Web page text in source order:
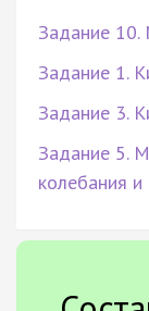
Задание
Задание 1.
Задание 3.
Задание 5.
колебания и